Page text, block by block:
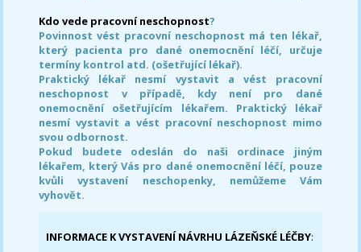
Kdo vede pracovní neschopnost?
Povinnost vést pracovní neschopnost má ten lékař,
který pacienta pro dané onemocnění léčí, určuje
termíny kontrol atd. (ošetřující lékař).
Praktický lékař nesmí vystavit a vést pracovní
neschopnost v případě, kdy není pro dané
onemocnění ošetřujícím lékařem. Praktický lékař
nesmí vystavit a vést pracovní neschopnost mimo
svou odbornost.
Pokud budete odeslán do naši ordinace jiným
lékařem, který Vás pro dané onemocnění léčí, pouze
kvůli vystavení neschopenky, nemůžeme Vám
vyhovět.
INFORMACE K VYSTAVENÍ NÁVRHU LÁZEŇSKÉ LÉČBY: